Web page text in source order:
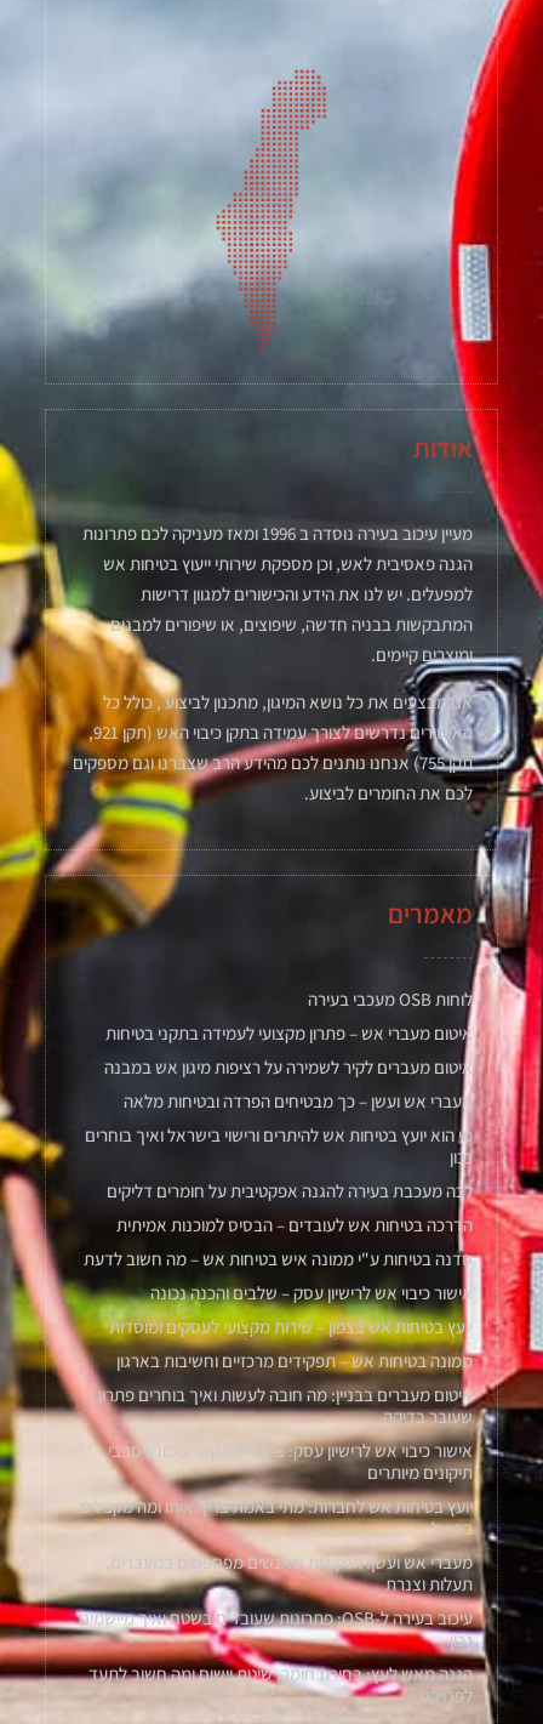
אודות
מעיין עיכוב בעירה נוסדה ב 1996 ומאז מעניקה לכם פתרונות
הגנה פאסיבית לאש, וכן מספקת שירותי ייעוץ בטיחות אש
למפעלים. יש לנו את הידע והכישורים למגוון דרישות
המתבקשות בבניה חדשה, שיפוצים, או שיפורים למבנים
ומוצרים קיימים.
אנו מבצעים את כל נושא המיגון, מתכנון לביצוע , כולל כל
האישורים נדרשים לצורך עמידה בתקן כיבוי האש (תקן 921,
תקן 755) אנחנו נותנים לכם מהידע הרב שצברנו וגם מספקים
לכם את החומרים לביצוע.
מאמרים
לוחות OSB מעכבי בעירה
איטום מעברי אש – פתרון מקצועי לעמידה בתקני בטיחות
איטום מעברים לקיר לשמירה על רציפות מיגון אש במבנה
מעברי אש ועשן – כך מבטיחים הפרדה ובטיחות מלאה
מי הוא יועץ בטיחות אש להיתרים ורישוי בישראל ואיך בוחרים
נכון
לכה מעכבת בעירה להגנה אפקטיבית על חומרים דליקים
הדרכה בטיחות אש לעובדים – הבסיס למוכנות אמיתית
סדנה בטיחות ע"י ממונה איש בטיחות אש – מה חשוב לדעת
אישור כיבוי אש לרישיון עסק – שלבים והכנה נכונה
יועץ בטיחות אש בצפון – שירות מקצועי לעסקים ומוסדות
ממונה בטיחות אש – תפקידים מרכזיים וחשיבות בארגון
איטום מעברים בבניין: מה חובה לעשות ואיך בוחרים פתרון
שעובר בדיקה
אישור כיבוי אש לרישיון עסק: צ’ק ליסט קצר שמונע סבבי
תיקונים מיותרים
יועץ בטיחות אש לחברות: מתי באמת צריך אותו ומה מקבלים
בפועל
מעברי אש ועשן: הנקודות שאנשים מפספסים במעברים,
תעלות וצנרת
עיכוב בעירה ל-OSB: פתרונות שעובדים בשטח ואיך מיישמים
נכון
הגנה מאש לעץ: בחירת חומר, שיטת יישום ומה חשוב לתעד
לפרויקט